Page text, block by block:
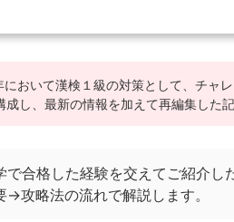
おいて漢検１級の対策として、チャ
し、最新の情報を加えて再編集した記
合格した経験を交えてご紹介し
→攻略法の流れで解説します。